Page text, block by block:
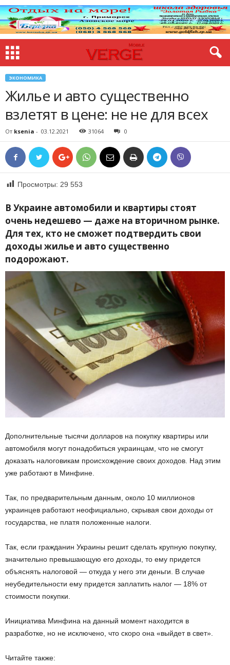
ЭКОНОМИКА
Жилье и авто существенно
взлетят в цене: не не для всех
От ksenia - 03.12.2021 31064 0
Просмотры: 29 553
В Украине автомобили и квартиры стоят
очень недешево — даже на вторичном рынке.
Для тех, кто не сможет подтвердить свои
доходы жилье и авто существенно
подорожают.
Дополнительные тысячи долларов на покупку квартиры или
автомобиля могут понадобиться украинцам, что не смогут
доказать налоговикам происхождение своих доходов. Над этим
уже работают в Минфине.
Так, по предварительным данным, около 10 миллионов
украинцев работают неофициально, скрывая свои доходы от
государства, не платя положенные налоги.
Так, если гражданин Украины решит сделать крупную покупку,
значительно превышающую его доходы, то ему придется
объяснять налоговой — откуда у него эти деньги. В случае
неубедительности ему придется заплатить налог — 18% от
стоимости покупки.
Инициатива Минфина на данный момент находится в
разработке, но не исключено, что скоро она «выйдет в свет».
Читайте также: